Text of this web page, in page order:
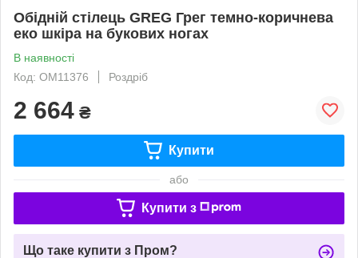
Обідній стілець GREG Грег темно-коричнева
еко шкіра на букових ногах
В наявності
Код: ОМ11376
Роздріб
2 664 ₴
Купити
або
Купити з
Що таке купити з Пром?